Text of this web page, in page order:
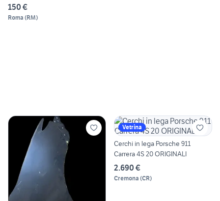
150 €
Roma (RM)
Vetrina
Cerchi in lega Porsche 911
Carrera 4S 20 ORIGINALI
2.690 €
Cremona (CR)